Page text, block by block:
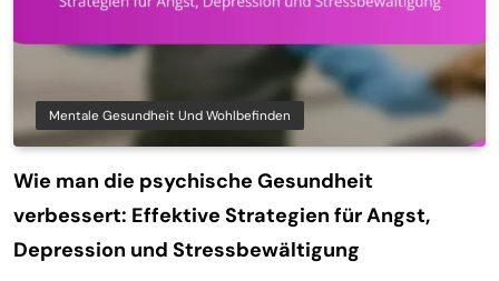
Mentale Gesundheit Und Wohlbefinden
Wie man die psychische Gesundheit
verbessert: Effektive Strategien für Angst,
Depression und Stressbewältigung